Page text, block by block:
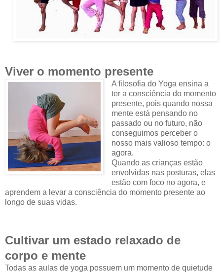
Viver o momento presente
A filosofia do Yoga ensina a
ter a consciência do momento
presente, pois quando nossa
mente está pensando no
passado ou no futuro, não
conseguimos perceber o
nosso mais valioso tempo: o
agora.
Quando as crianças estão
envolvidas nas posturas, elas
estão com foco no agora, e
aprendem a levar a consciência do momento presente ao
longo de suas vidas.
Cultivar um estado relaxado de
corpo e mente
Todas as aulas de yoga possuem um momento de quietude